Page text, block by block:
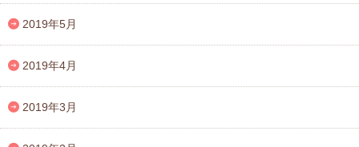
2019年5月
2019年4月
2019年3月